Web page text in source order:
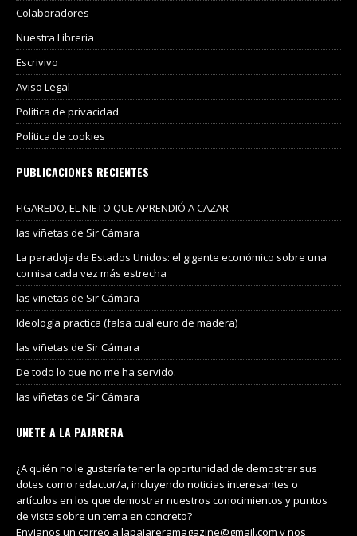
Colaboradores
Nuestra Libreria
Escrivivo
Aviso Legal
Política de privacidad
Política de cookies
PUBLICACIONES RECIENTES
FIGAREDO, EL NIETO QUE APRENDIÓ A CAZAR
las viñetas de Sir Cámara
La paradoja de Estados Unidos: el gigante económico sobre una
cornisa cada vez más estrecha
las viñetas de Sir Cámara
Ideología practica (falsa cual euro de madera)
las viñetas de Sir Cámara
De todo lo que no me ha servido.
las viñetas de Sir Cámara
UNETE A LA PAJARERA
¿A quién no le gustaría tener la oportunidad de demostrar sus
dotes como redactor/a, incluyendo noticias interesantes o
artículos en los que demostrar nuestros conocimientos y puntos
de vista sobre un tema en concreto?
Envianos un correo a lapajareramagazine@gmail.com y nos